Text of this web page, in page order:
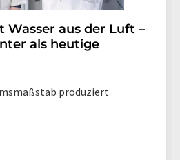
aus der Luft –
als heutige
produziert